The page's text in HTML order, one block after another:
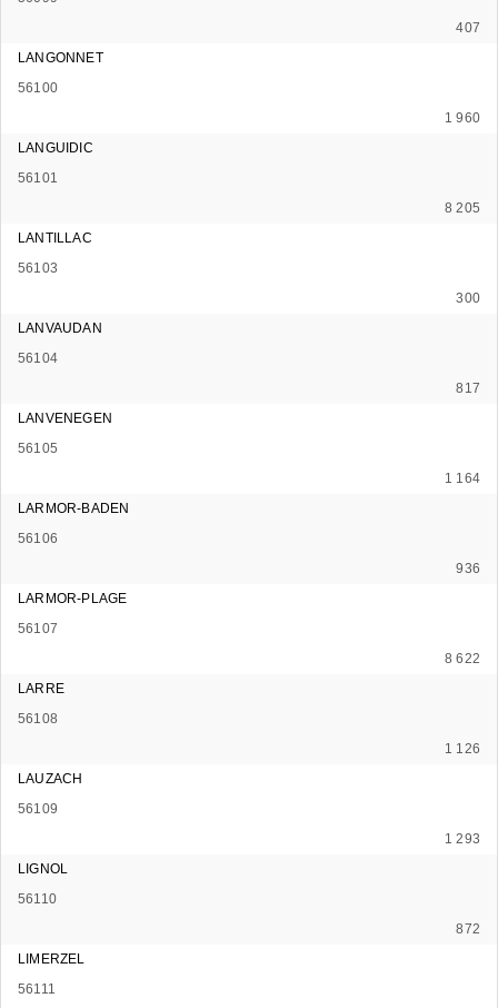
407
LANGONNET
56100
1 960
LANGUIDIC
56101
8 205
LANTILLAC
56103
300
LANVAUDAN
56104
817
LANVENEGEN
56105
1 164
LARMOR-BADEN
56106
936
LARMOR-PLAGE
56107
8 622
LARRE
56108
1 126
LAUZACH
56109
1 293
LIGNOL
56110
872
LIMERZEL
56111